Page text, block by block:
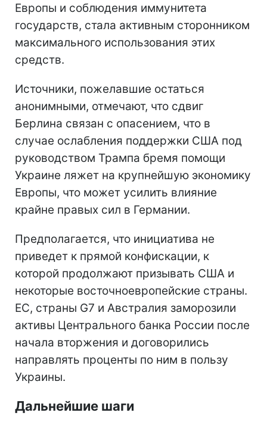
Европы и соблюдения иммунитета
государств, стала активным сторонником
максимального использования этих
средств.
Источники, пожелавшие остаться
анонимными, отмечают, что сдвиг
Берлина связан с опасением, что в
случае ослабления поддержки США под
руководством Трампа бремя помощи
Украине ляжет на крупнейшую экономику
Европы, что может усилить влияние
крайне правых сил в Германии.
Предполагается, что инициатива не
приведет к прямой конфискации, к
которой продолжают призывать США и
некоторые восточноевропейские страны.
ЕС, страны G7 и Австралия заморозили
активы Центрального банка России после
начала вторжения и договорились
направлять проценты по ним в пользу
Украины.
Дальнейшие шаги